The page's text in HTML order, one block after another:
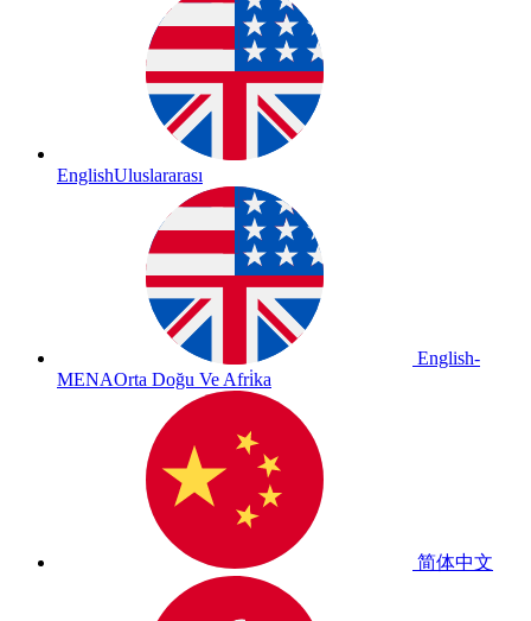
EnglishUluslararası
English-
MENAOrta Doğu Ve Afri̇ka
简体中文